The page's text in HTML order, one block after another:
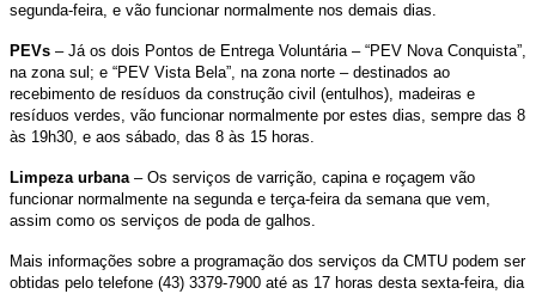
segunda-feira, e vão funcionar normalmente nos demais dias.
PEVs – Já os dois Pontos de Entrega Voluntária – “PEV Nova Conquista”,
na zona sul; e “PEV Vista Bela”, na zona norte – destinados ao
recebimento de resíduos da construção civil (entulhos), madeiras e
resíduos verdes, vão funcionar normalmente por estes dias, sempre das 8
às 19h30, e aos sábado, das 8 às 15 horas.
Limpeza urbana – Os serviços de varrição, capina e roçagem vão
funcionar normalmente na segunda e terça-feira da semana que vem,
assim como os serviços de poda de galhos.
Mais informações sobre a programação dos serviços da CMTU podem ser
obtidas pelo telefone (43) 3379-7900 até as 17 horas desta sexta-feira, dia